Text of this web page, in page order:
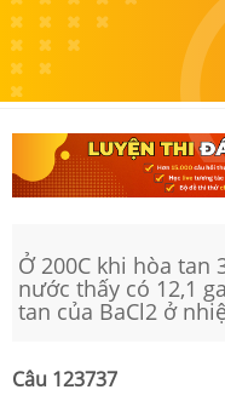
Ở 200C khi hòa tan
nước thấy có 12,1
tan của BaCl­2 ở
Câu 123737